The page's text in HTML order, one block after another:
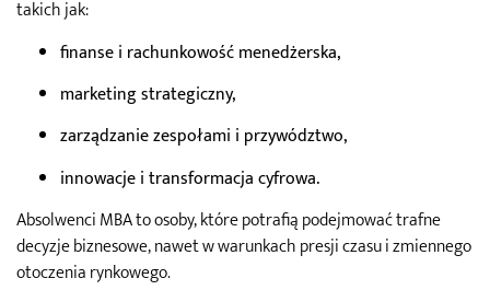
takich jak:
finanse i rachunkowość menedżerska,
marketing strategiczny,
zarządzanie zespołami i przywództwo,
innowacje i transformacja cyfrowa.
Absolwenci MBA to osoby, które potrafią podejmować trafne
decyzje biznesowe, nawet w warunkach presji czasu i zmiennego
otoczenia rynkowego.